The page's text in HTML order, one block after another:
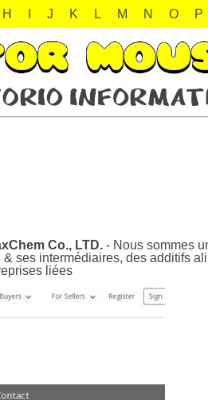
H J K L M N O P
Co., LTD. - Nous sommes
ses intermédiaires, des additifs
liées